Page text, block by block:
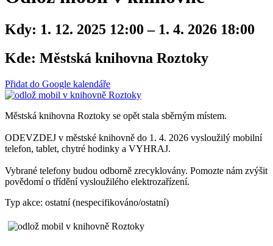
Kdy: 1. 12. 2025 12:00 – 1. 4. 2026 18:00
Kde: Městská knihovna Roztoky
Přidat do Google kalendáře
Městská knihovna Roztoky se opět stala sběrným místem.
ODEVZDEJ v městské knihovně do 1. 4. 2026 vysloužilý mobilní
telefon, tablet, chytré hodinky a VYHRAJ.
Vybrané telefony budou odborně zrecyklovány. Pomozte nám zvýšit
povědomí o třídění vysloužilého elektrozařízení.
Typ akce: ostatní (nespecifikováno/ostatní)